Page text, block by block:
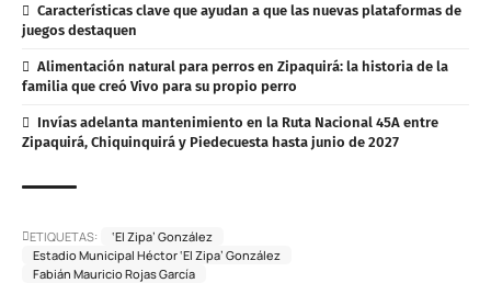
Características clave que ayudan a que las nuevas plataformas de
juegos destaquen
Alimentación natural para perros en Zipaquirá: la historia de la
familia que creó Vivo para su propio perro
Invías adelanta mantenimiento en la Ruta Nacional 45A entre
Zipaquirá, Chiquinquirá y Piedecuesta hasta junio de 2027
ETIQUETAS:
‘El Zipa’ González
Estadio Municipal Héctor ‘El Zipa’ González
Fabián Mauricio Rojas García